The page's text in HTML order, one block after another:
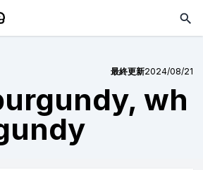
最終更新2024/08/21
wh